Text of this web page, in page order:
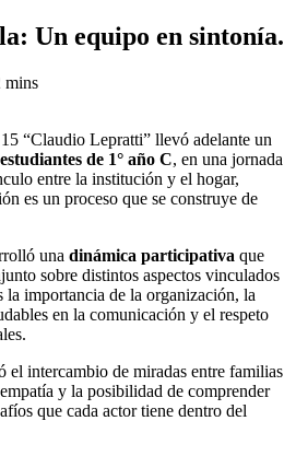
Un equipo en sintonía.
mins
“Claudio Lepratti” llevó adelante un
de 1° año C, en una jornada
entre la institución y el hogar,
es un proceso que se construye de
una dinámica participativa que
sobre distintos aspectos vinculados
la importancia de la organización, la
en la comunicación y el respeto
el intercambio de miradas entre familias
y la posibilidad de comprender
que cada actor tiene dentro del